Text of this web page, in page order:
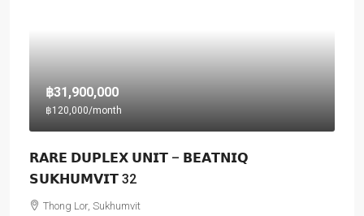
฿31,900,000
฿120,000/month
𝗥𝗔𝗥𝗘 𝗗𝗨𝗣𝗟𝗘𝗫 𝗨𝗡𝗜𝗧 – 𝗕𝗘𝗔𝗧𝗡𝗜𝗤
𝗦𝗨𝗞𝗛𝗨𝗠𝗩𝗜𝗧 32
Thong Lor, Sukhumvit